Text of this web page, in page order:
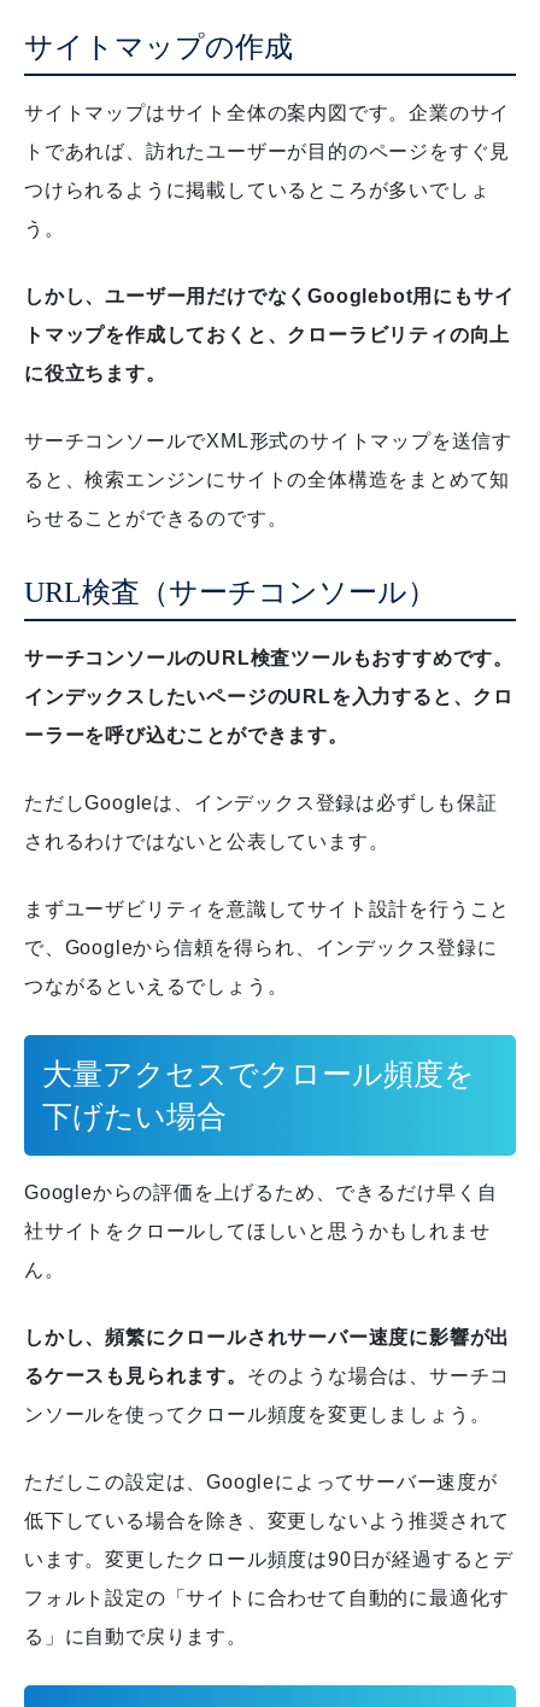
サイトマップの作成
サイトマップはサイト全体の案内図です。企業のサイ
トであれば、訪れたユーザーが目的のページをすぐ見
つけられるように掲載しているところが多いでしょ
う。
しかし、ユーザー用だけでなくGooglebot用にもサイ
トマップを作成しておくと、クローラビリティの向上
に役立ちます。
サーチコンソールでXML形式のサイトマップを送信す
ると、検索エンジンにサイトの全体構造をまとめて知
らせることができるのです。
URL検査（サーチコンソール）
サーチコンソールのURL検査ツールもおすすめです。
インデックスしたいページのURLを入力すると、クロ
ーラーを呼び込むことができます。
ただしGoogleは、インデックス登録は必ずしも保証
されるわけではないと公表しています。
まずユーザビリティを意識してサイト設計を行うこと
で、Googleから信頼を得られ、インデックス登録に
つながるといえるでしょう。
大量アクセスでクロール頻度を
下げたい場合
Googleからの評価を上げるため、できるだけ早く自
社サイトをクロールしてほしいと思うかもしれませ
ん。
しかし、頻繁にクロールされサーバー速度に影響が出
るケースも見られます。 そのような場合は、サーチコ
ンソールを使ってクロール頻度を変更しましょう。
ただしこの設定は、Googleによってサーバー速度が
低下している場合を除き、変更しないよう推奨されて
います。変更したクロール頻度は90日が経過するとデ
フォルト設定の「サイトに合わせて自動的に最適化す
る」に自動で戻ります。